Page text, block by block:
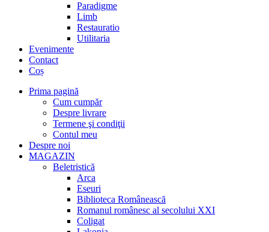
Paradigme
Limb
Restauratio
Utilitaria
Evenimente
Contact
Coș
Prima pagină
Cum cumpăr
Despre livrare
Termene şi condiţii
Contul meu
Despre noi
MAGAZIN
Beletristică
Arca
Eseuri
Biblioteca Românească
Romanul românesc al secolului XXI
Coligat